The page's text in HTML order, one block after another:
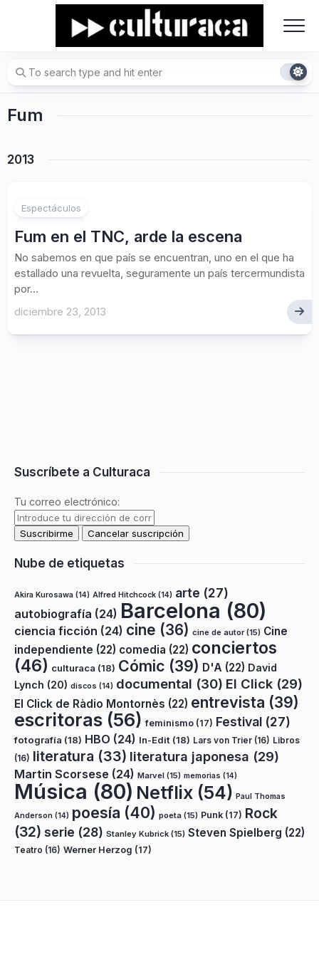
Fum
2013
Espectáculos
Fum en el TNC, arde la escena
No sabemos en que país se encuentran, uno en el que ha
estallado una revuelta, seguramente un país tercermundista
por...
diciembre 23, 2013
Suscríbete a Culturaca
Tu correo electrónico:
Nube de etiquetas
Akira Kurosawa (14) Alfred Hitchcock (14) arte (27)
autobiografía (24) Barcelona (80)
ciencia ficción (24) cine (36) cine de autor(15) Cine
independiente (22) comedia (22) conciertos
(46) culturaca (18) Cómic (39) D'A (22) David
Lynch (20) discos (14) documental (30) El Click (29)
El Click de Ràdio Montornès (22) entrevista (39)
escritoras (56) feminismo (17) Festival (27)
fotografía (18) HBO (24) In-Edit (18) Lars von Trier (16) Libros
(16) literatura (33) literatura japonesa (29)
Martin Scorsese (24) Marvel (15) memorias (14)
Música (80) Netflix (54) Paul Thomas
Anderson (14) poesía (40) poeta (15) Punk (17) Rock
(32) serie (28) Stanley Kubrick (15) Steven Spielberg (22)
Teatro (16) Werner Herzog (17)